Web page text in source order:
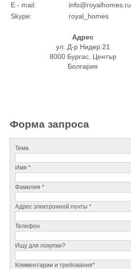
E - mail:
info@royalhomes.ru
Skype:
royal_homes
Адрес
ул. Д-р Нидер 21
8000 Бургас, Център
Болгария
Форма запроса
Тема
Имя *
Фамилия *
Адрес электронной почты *
Телефон
Ищу для покупки?
Комментарии и требования*